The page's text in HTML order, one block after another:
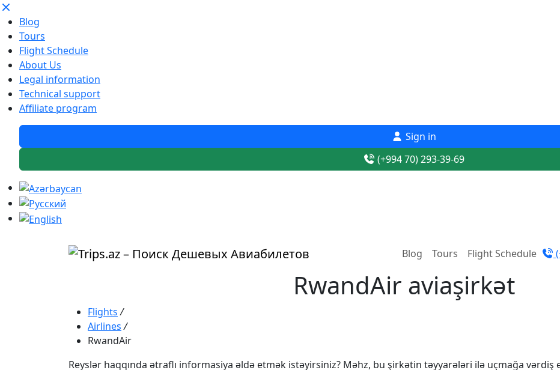
Blog
Tours
Flight Schedule
About Us
Legal information
Technical support
Affiliate program
Sign in
(+994 70) 293-39-69
Blog Tours Flight Schedule
RwandAir aviaşirkət
Flights /
Airlines /
RwandAir
Reyslər haqqında ətraflı informasiya əldə etmək istəyirsiniz? Məhz, bu şirkətin təyyarələri ilə uçmağa vərdiş